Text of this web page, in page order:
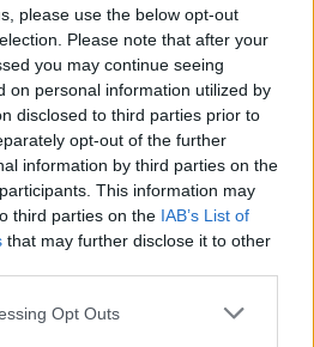
please use the below opt-out
Please note that after your
you may continue seeing
on personal information utilized by
disclosed to third parties prior to
opt-out of the further
information by third parties on the
This information may
third parties on the IAB’s List of
that may further disclose it to other
app uses one or more Google
Opt Outs